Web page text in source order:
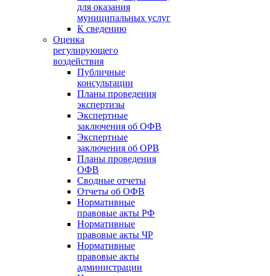
для оказания
муниципальных услуг
К сведению
Оценка
регулирующего
воздействия
Публичные
консультации
Планы проведения
экспертизы
Экспертные
заключения об ОФВ
Экспертные
заключения об ОРВ
Планы проведения
ОФВ
Сводные отчеты
Отчеты об ОФВ
Нормативные
правовые акты РФ
Нормативные
правовые акты ЧР
Нормативные
правовые акты
администрации